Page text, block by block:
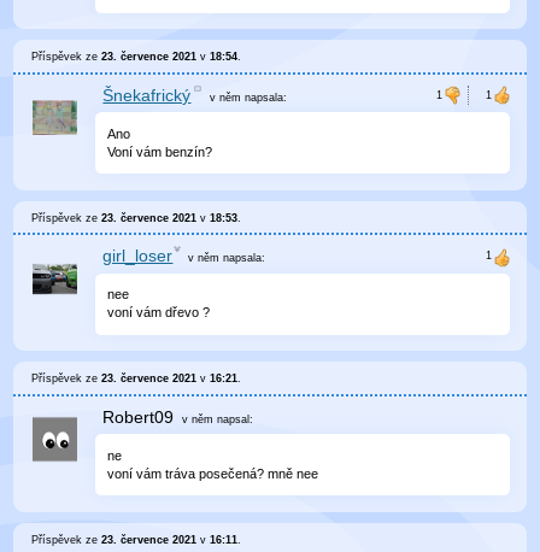
Příspěvek ze23. července 2021 v18:54.
Šnekafrický v němnapsala:
Ano
Voní vám benzín?
Příspěvek ze23. července 2021 v18:53
girl_loser v něm napsala:
nee
voní vám dřevo ?
Příspěvek ze23. července 2021 v16:21.
Robert09 v něm napsal:
ne
voní vám tráva posečená? mně nee
Příspěvek ze23. července 2021 v16:11